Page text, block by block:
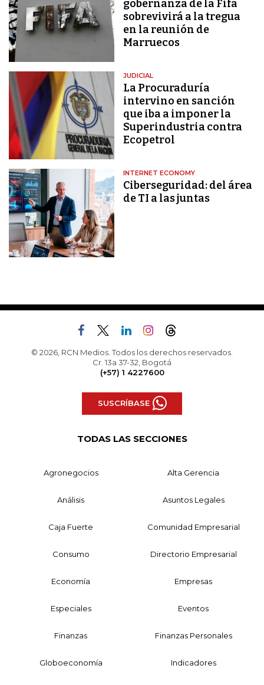
gobernanza de la Fifa
sobrevivirá a la tregua
en la reunión de
Marruecos
JUDICIAL
La Procuraduría
intervino en sanción
que iba a imponer la
Superindustria contra
Ecopetrol
INTERNET ECONOMY
Ciberseguridad: del área
de TI a las juntas
© 2026, RCN Medios. Todos los derechos reservados.
Cr. 13a 37-32, Bogotá
(+57) 1 4227600
SUSCRÍBASE
TODAS LAS SECCIONES
Agronegocios Alta Gerencia
Análisis Asuntos Legales
Caja Fuerte Comunidad Empresarial
Consumo Directorio Empresarial
Economía Empresas
Especiales Eventos
Finanzas Finanzas Personales
Globoeconomía Indicadores